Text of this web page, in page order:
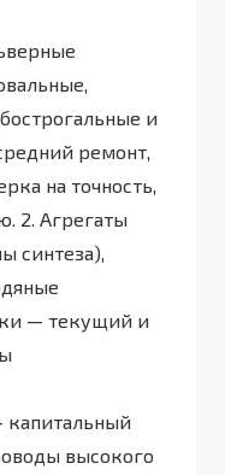
и
ремонт,
на точность,
2. Агрегаты
синтеза),
— текущий и
высокого